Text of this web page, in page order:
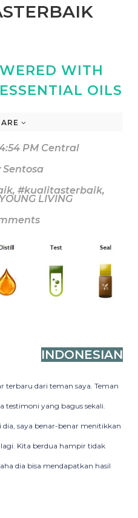
WITH
OILS
PM Central
Sentosa
, #kualitasterbaik,
LIVING
INDONESIAN
terbaru dari teman saya. Teman
testimoni yang bagus sekali.
saya benar-benar menitikkan
Kita berdua hampir tidak
dia bisa mendapatkan hasil